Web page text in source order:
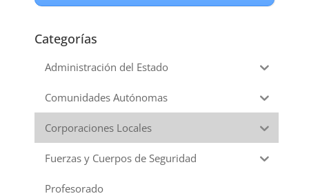
Categorías
Administración del Estado
Comunidades Autónomas
Corporaciones Locales
Fuerzas y Cuerpos de Seguridad
Profesorado